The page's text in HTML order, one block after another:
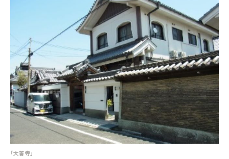
「大善寺」